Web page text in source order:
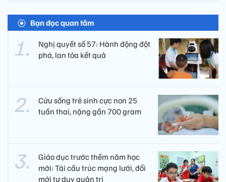
Bạn đọc quan tâm
Nghị quyết số 57: Hành động đột
phá, lan tỏa kết quả
Cứu sống trẻ sinh cực non 25
tuần thai, nặng gần 700 gram
Giáo dục trước thềm năm học
mới: Tái cấu trúc mạng lưới, đổi
mới tư duy quản trị